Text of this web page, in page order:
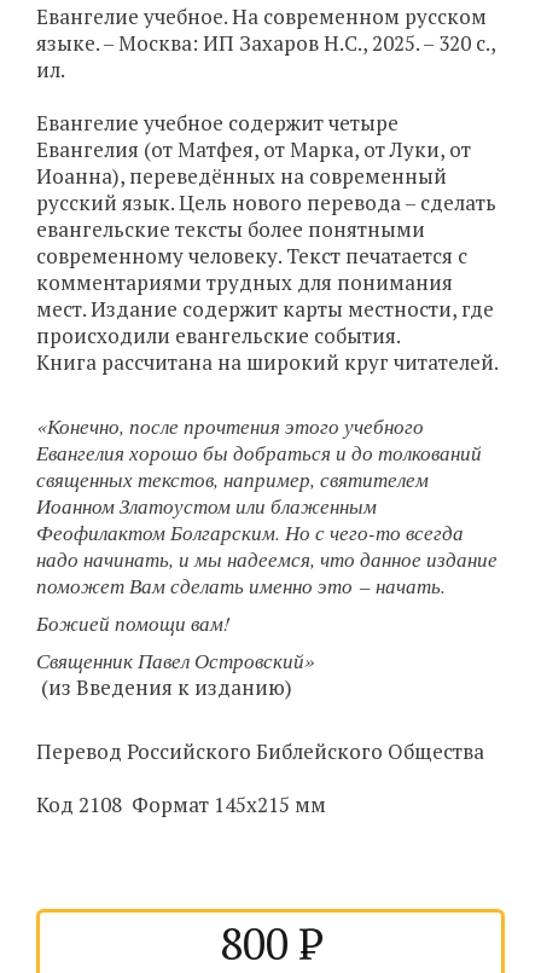
Евангелие учебное. На современном русском
языке. – Москва: ИП Захаров Н.С., 2025. – 320 с.,
ил.
Евангелие учебное содержит четыре
Евангелия (от Матфея, от Марка, от Луки, от
Иоанна), переведённых на современный
русский язык. Цель нового перевода – сделать
евангельские тексты более понятными
современному человеку. Текст печатается с
комментариями трудных для понимания
мест. Издание содержит карты местности, где
происходили евангельские события.
Книга рассчитана на широкий круг читателей.
«Конечно, после прочтения этого учебного
Евангелия хорошо бы добраться и до толкований
священных текстов, например, святителем
Иоанном Златоустом или блаженным
Феофилактом Болгарским. Но с чего-то всегда
надо начинать, и мы надеемся, что данное издание
поможет Вам сделать именно это – начать.
Божией помощи вам!
Священник Павел Островский»
(из Введения к изданию)
Перевод Российского Библейского Общества
Код 2108 Формат 145х215 мм
800